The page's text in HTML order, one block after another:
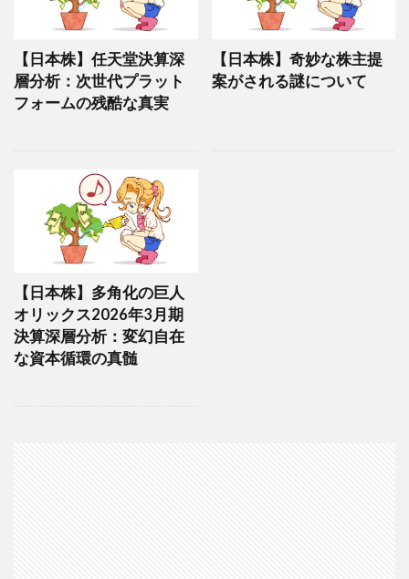
【日本株】任天堂決算深
層分析：次世代プラット
フォームの残酷な真実
【日本株】奇妙な株主提
案がされる謎について
【日本株】多角化の巨人
オリックス2026年3月期
決算深層分析：変幻自在
な資本循環の真髄